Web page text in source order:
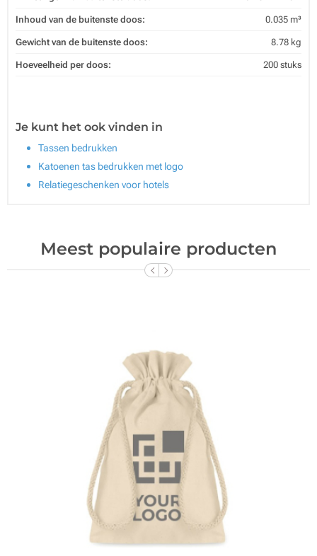
Inhoud van de buitenste doos: 0.035 m³
Gewicht van de buitenste doos: 8.78 kg
Hoeveelheid per doos: 200 stuks
Je kunt het ook vinden in
Tassen bedrukken
Katoenen tas bedrukken met logo
Relatiegeschenken voor hotels
Meest populaire producten